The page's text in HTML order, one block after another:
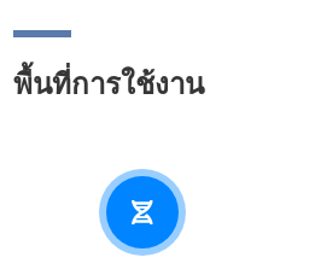
พื้นที่การใช้งาน